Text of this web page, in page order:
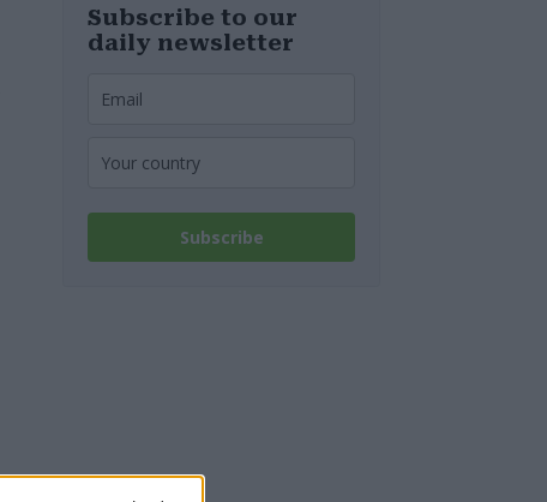
Geld aus als
Ungarn? Neue
Studie liefert
Subscribe to our
daily newsletter
Subscribe